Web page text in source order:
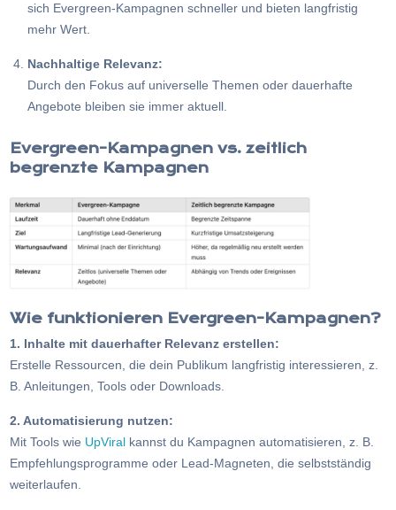
sich Evergreen-Kampagnen schneller und bieten langfristig
mehr Wert.
Nachhaltige Relevanz:
Durch den Fokus auf universelle Themen oder dauerhafte
Angebote bleiben sie immer aktuell.
Evergreen-Kampagnen vs. zeitlich
begrenzte Kampagnen
Wie funktionieren Evergreen-Kampagnen?
1. Inhalte mit dauerhafter Relevanz erstellen:
Erstelle Ressourcen, die dein Publikum langfristig interessieren, z.
B. Anleitungen, Tools oder Downloads.
2. Automatisierung nutzen:
Mit Tools wie UpViral kannst du Kampagnen automatisieren, z. B.
Empfehlungsprogramme oder Lead-Magneten, die selbstständig
weiterlaufen.